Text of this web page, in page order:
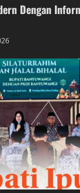
Dengan